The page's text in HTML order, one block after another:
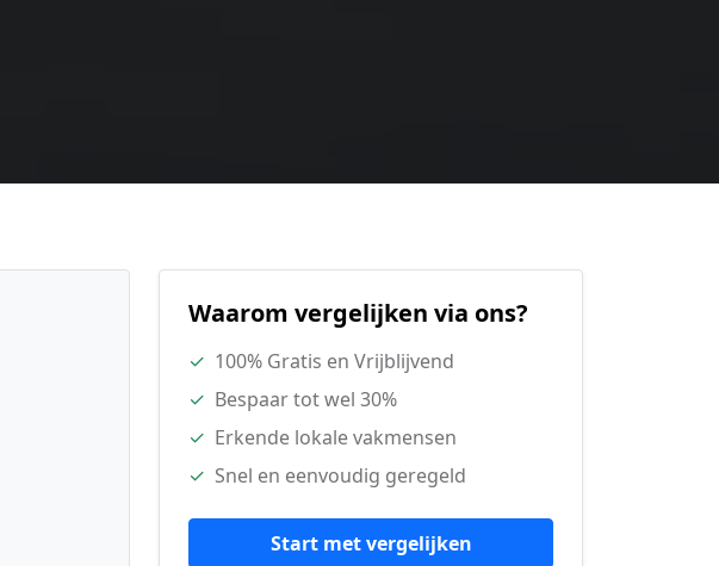
Waarom vergelijken via ons?
✓ 100% Gratis en Vrijblijvend
✓ Bespaar tot wel 30%
✓ Erkende lokale vakmensen
✓ Snel en eenvoudig geregeld
Start met vergelijken